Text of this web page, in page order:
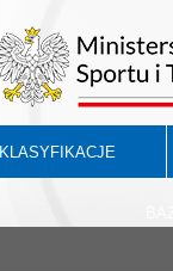
KLASYFIKACJE